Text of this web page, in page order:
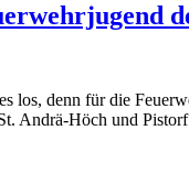
los, denn für die
Andrä-Höch und